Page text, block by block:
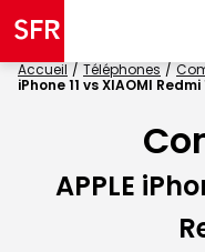
Accueil Téléphones
iPhone 11 vs XIAOMI Redmi
APPLE